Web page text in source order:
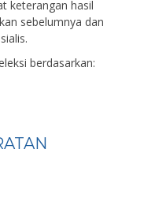
keterangan hasil
sebelumnya dan
berdasarkan: